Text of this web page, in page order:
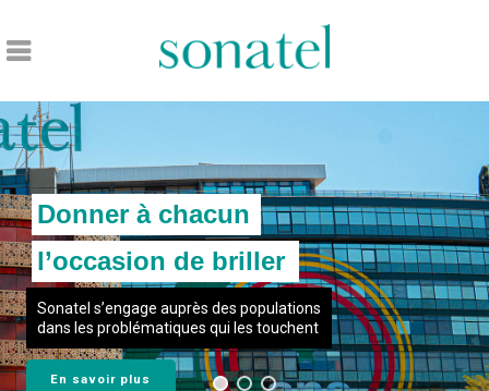
Accueil
Donner à chacun
l’occasion de briller
Sonatel s’engage auprès des populations
dans les problématiques qui les touchent
En savoir plus